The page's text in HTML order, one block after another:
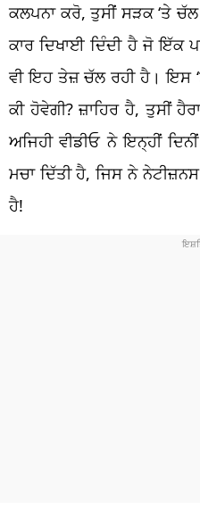
ਕਲਪਨਾ ਕਰੋ, ਤੁਸੀਂ ਸੜਕ ‘ਤੇ
ਕਾਰ ਦਿਖਾਈ ਦਿੰਦੀ ਹੈ ਜੋ ਇੱਕ
ਵੀ ਇਹ ਤੇਜ਼ ਚੱਲ ਰਹੀ ਹੈ। ਇਸ
ਕੀ ਹੋਵੇਗੀ? ਜ਼ਾਹਿਰ ਹੈ, ਤੁਸੀਂ
ਅਜਿਹੀ ਵੀਡੀਓ ਨੇ ਇਨ੍ਹੀਂ
ਮਚਾ ਦਿੱਤੀ ਹੈ, ਜਿਸ ਨੇ
ਹੈ!